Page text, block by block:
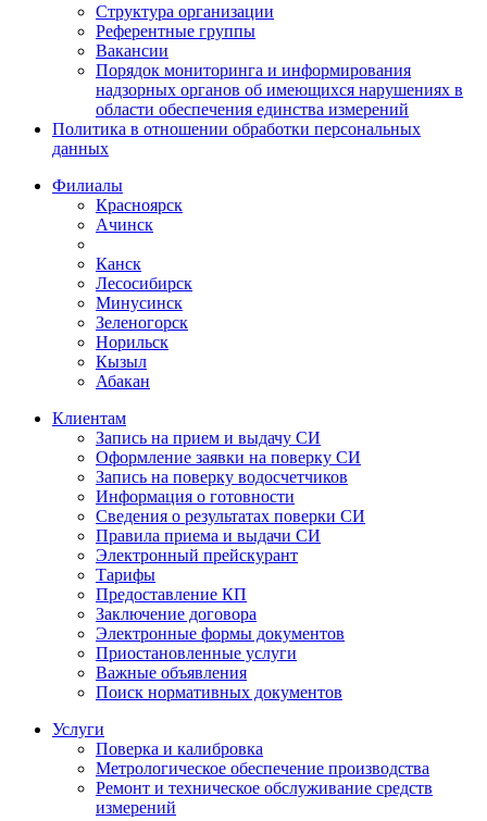
Структура организации
Референтные группы
Вакансии
Порядок мониторинга и информирования
надзорных органов об имеющихся нарушениях в
области обеспечения единства измерений
Политика в отношении обработки персональных
данных
Филиалы
Красноярск
Ачинск
Канск
Лесосибирск
Минусинск
Зеленогорск
Норильск
Кызыл
Абакан
Клиентам
Запись на прием и выдачу СИ
Оформление заявки на поверку СИ
Запись на поверку водосчетчиков
Информация о готовности
Сведения о результатах поверки СИ
Правила приема и выдачи СИ
Электронный прейскурант
Тарифы
Предоставление КП
Заключение договора
Электронные формы документов
Приостановленные услуги
Важные объявления
Поиск нормативных документов
Услуги
Поверка и калибровка
Метрологическое обеспечение производства
Ремонт и техническое обслуживание средств
измерений